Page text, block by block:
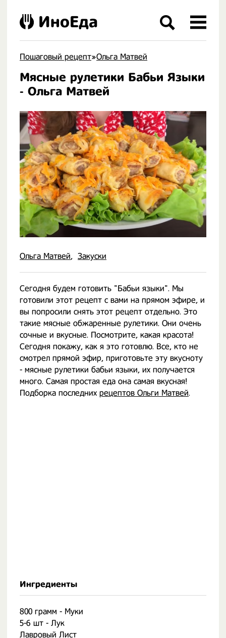
Пошаговый рецепт»Ольга Матвей
Мясные рулетики Бабьи Языки
- Ольга Матвей
Ольга Матвей Закуски
Сегодня будем готовить "Бабьи языки". Мы
готовили этот рецепт с вами на прямом эфире, и
вы попросили снять этот рецепт отдельно. Это
такие мясные обжаренные рулетики. Они очень
сочные и вкусные. Посмотрите, какая красота!
Сегодня покажу, как я это готовлю. Все, кто не
смотрел прямой эфир, приготовьте эту вкусноту
- мясные рулетики бабьи языки, их получается
много. Самая простая еда она самая вкусная!
Подборка последних рецептов Ольги Матвей.
Ингредиенты
800 грамм - Муки
5-6 шт - Лук
Лавровый Лист
ИноЕда